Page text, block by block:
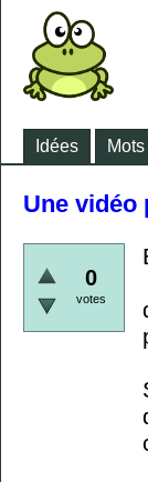
Idées
Une vidéo
0
votes